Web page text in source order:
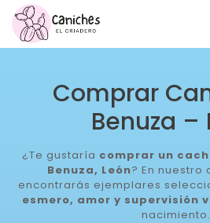
Comprar
Benuza –
¿Te gustaría comprar un
Benuza, León? En
encontrarás ejemplares
esmero, amor y supervisión
nacimiento.